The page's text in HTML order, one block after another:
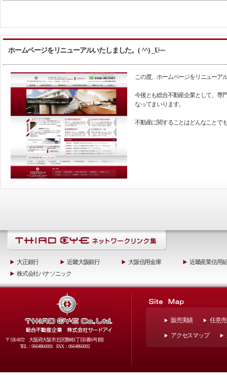
ホームページをリニューアルいたしました。( ^^) _U~~
この度、ホームページをリニューア
今後とも総合不動産企業として、専
なってまいります。
不動産に関することはどんなことで
大正銀行 近畿大阪銀行 大阪信用金庫
近畿産業信用
株式会社パナソニック
〒531-0072 大阪府大阪市北区豊崎1丁目5番6号1階
TEL：06-6486-0001 FAX：06-6486-0002
販売実績 任意
アクセスマップ